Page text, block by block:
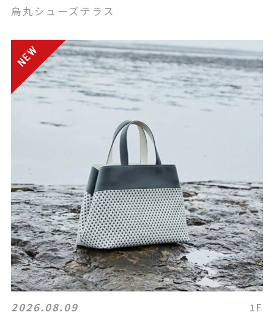
烏丸シューズテラス
2026.08.09 1F